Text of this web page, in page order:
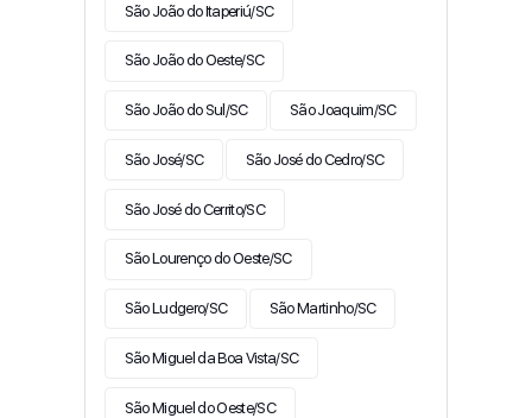
São João do Itaperiú/SC
São João do Oeste/SC
São João do Sul/SC São Joaquim/SC
São José/SC São José do Cedro/SC
São José do Cerrito/SC
São Lourenço do Oeste/SC
São Ludgero/SC São Martinho/SC
São Miguel da Boa Vista/SC
São Miguel do Oeste/SC